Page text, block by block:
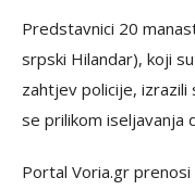
Predstavnici 20
srpski Hilandar), koji
zahtjev policije,
se prilikom iseljavanja
Portal Voria.gr